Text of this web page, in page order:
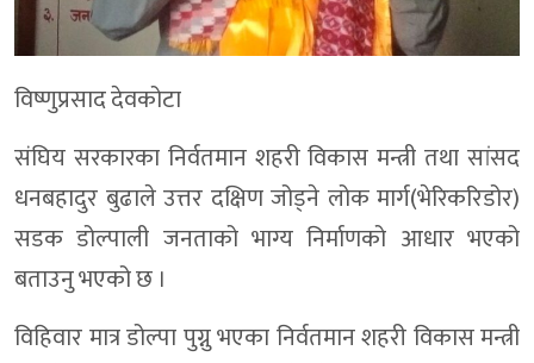
विष्णुप्रसाद देवकोटा
संघिय सरकारका निर्वतमान शहरी विकास मन्त्री तथा सांसद
धनबहादुर बुढाले उत्तर दक्षिण जोड्ने लोक मार्ग(भेरिकरिडोर)
सडक डोल्पाली जनताको भाग्य निर्माणको आधार भएको
बताउनु भएको छ ।
विहिवार मात्र डोल्पा पुग्नु भएका निर्वतमान शहरी विकास मन्त्री